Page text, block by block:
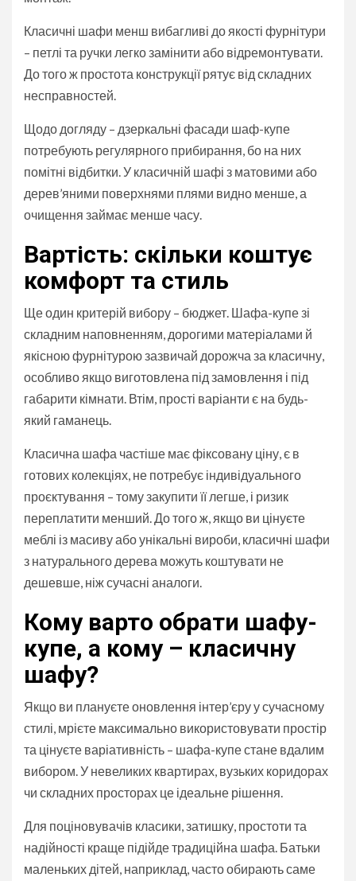
Класичні шафи менш вибагливі до якості фурнітури
– петлі та ручки легко замінити або відремонтувати.
До того ж простота конструкції рятує від складних
несправностей.
Щодо догляду – дзеркальні фасади шаф-купе
потребують регулярного прибирання, бо на них
помітні відбитки. У класичній шафі з матовими або
дерев’яними поверхнями плями видно менше, а
очищення займає менше часу.
Вартість: скільки коштує
комфорт та стиль
Ще один критерій вибору – бюджет. Шафа-купе зі
складним наповненням, дорогими матеріалами й
якісною фурнітурою зазвичай дорожча за класичну,
особливо якщо виготовлена під замовлення і під
габарити кімнати. Втім, прості варіанти є на будь-
який гаманець.
Класична шафа частіше має фіксовану ціну, є в
готових колекціях, не потребує індивідуального
проєктування – тому закупити її легше, і ризик
переплатити менший. До того ж, якщо ви цінуєте
меблі із масиву або унікальні вироби, класичні шафи
з натурального дерева можуть коштувати не
дешевше, ніж сучасні аналоги.
Кому варто обрати шафу-
купе, а кому – класичну
шафу?
Якщо ви плануєте оновлення інтер’єру у сучасному
стилі, мрієте максимально використовувати простір
та цінуєте варіативність – шафа-купе стане вдалим
вибором. У невеликих квартирах, вузьких коридорах
чи складних просторах це ідеальне рішення.
Для поціновувачів класики, затишку, простоти та
надійності краще підійде традиційна шафа. Батьки
маленьких дітей, наприклад, часто обирають саме